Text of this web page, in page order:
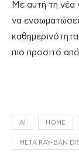
Με αυτή τη νέα
να
πιο προσιτό
AI HOME
META RAY-BAN